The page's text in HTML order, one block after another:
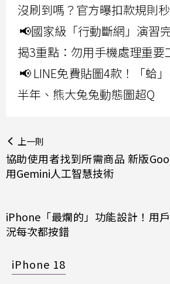
沒刷到嗎？官方曝扣款規則
📢國家級「行動斷網」演習
揭3重點：勿用手機處理重要
📢 LINE免費貼圖4款！「蛤
半年、熊大兔兔動態圖超Q
上一則
協助使用者找到所需商品 新版
用Gemini人工智慧技術
iPhone「最爛的」功能設計！用
況每次都按錯
iPhone 18